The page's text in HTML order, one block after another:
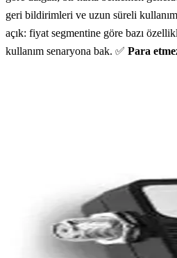
geri bildirimleri ve uzun süreli
açık: fiyat segmentine göre bazı
kullanım senaryona bak. ✅ Para